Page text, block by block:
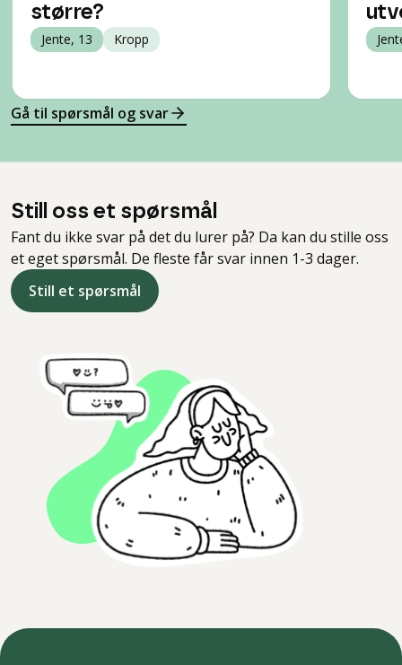
større?
Jente, 13 Kropp
Gå til spørsmål og svar
Still oss et spørsmål
Fant du ikke svar på det du lurer på? Da kan du stille oss
et eget spørsmål. De fleste får svar innen 1-3 dager.
Still et spørsmål